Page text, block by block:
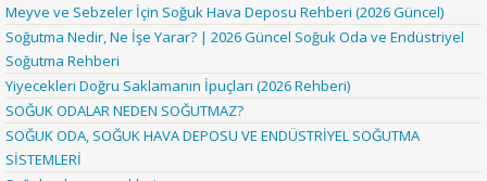
Meyve ve Sebzeler İçin Soğuk Hava Deposu Rehberi (2026 Güncel)
Soğutma Nedir, Ne İşe Yarar? | 2026 Güncel Soğuk Oda ve Endüstriyel
Soğutma Rehberi
Yiyecekleri Doğru Saklamanın İpuçları (2026 Rehberi)
SOĞUK ODALAR NEDEN SOĞUTMAZ?
SOĞUK ODA, SOĞUK HAVA DEPOSU VE ENDÜSTRİYEL SOĞUTMA
SİSTEMLERİ